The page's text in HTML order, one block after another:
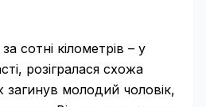
сотні кілометрів – у
розігралася схожа
загинув молодий чоловік,